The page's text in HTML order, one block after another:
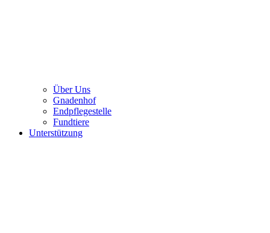
Über Uns
Gnadenhof
Endpflegestelle
Fundtiere
Unterstützung